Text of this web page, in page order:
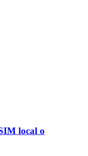
local o